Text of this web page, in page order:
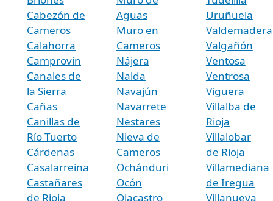
Cabezón de
Cameros
Calahorra
Camprovín
Canales de
la Sierra
Cañas
Canillas de
Río Tuerto
Cárdenas
Casalarreina
Castañares
de Rioja
Aguas
Muro en
Cameros
Nájera
Nalda
Navajún
Navarrete
Nestares
Nieva de
Cameros
Ochánduri
Ocón
Ojacastro
Uruñuela
Valdemadera
Valgañón
Ventosa
Ventrosa
Viguera
Villalba de
Rioja
Villalobar
de Rioja
Villamediana
de Iregua
Villanueva